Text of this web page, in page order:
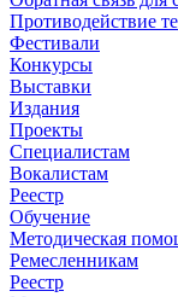
Противодействие
Фестивали
Конкурсы
Выставки
Издания
Проекты
Специалистам
Вокалистам
Реестр
Обучение
Методическая
Ремесленникам
Реестр